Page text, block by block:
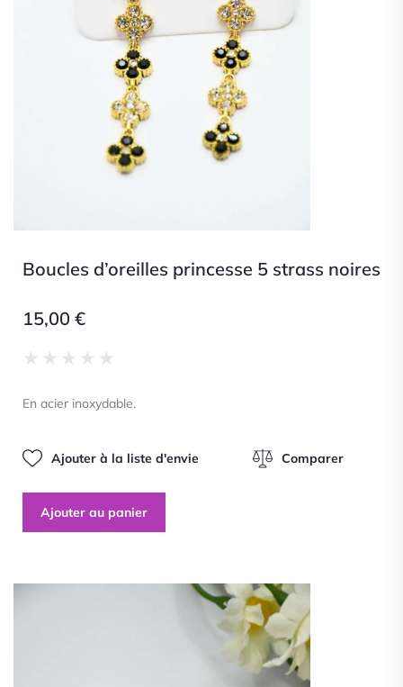
Boucles d’oreilles princesse 5 strass noires
15,00 €
★ ★ ★ ★ ★
sur
5
En acier inoxydable.
Ajouter à la liste d'envie Comparer
Ajouter au panier